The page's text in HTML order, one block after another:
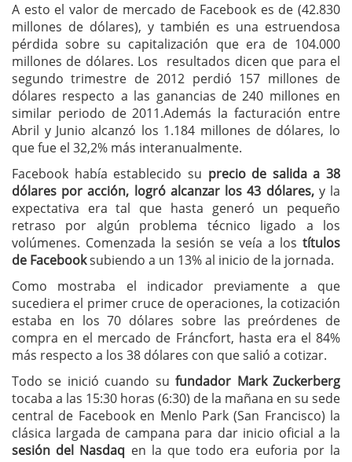
A esto el valor de mercado de Facebook es de (42.830
millones de dólares), y también es una estruendosa
pérdida sobre su capitalización que era de 104.000
millones de dólares. Los resultados dicen que para el
segundo trimestre de 2012 perdió 157 millones de
dólares respecto a las ganancias de 240 millones en
similar periodo de 2011.Además la facturación entre
Abril y Junio alcanzó los 1.184 millones de dólares, lo
que fue el 32,2% más interanualmente.
Facebook había establecido su precio de salida a 38
dólares por acción, logró alcanzar los 43 dólares,y la
expectativa era tal que hasta generó un pequeño
retraso por algún problema técnico ligado a los
volúmenes. Comenzada la sesión se veía a los títulos
de Facebooksubiendo a un 13% al inicio de la jornada.
Como mostraba el indicador previamente a que
sucediera el primer cruce de operaciones, la cotización
estaba en los 70 dólares sobre las preórdenes de
compra en el mercado de Fráncfort, hasta era el 84%
más respecto a los 38 dólares con que salió a cotizar.
Todo se inició cuando sufundador Mark Zuckerberg
tocaba a las 15:30 horas (6:30) de la mañana en su sede
central de Facebook en Menlo Park (San Francisco) la
clásica largada de campana para dar inicio oficial a la
sesión del Nasdaq en la que todo era euforia por la